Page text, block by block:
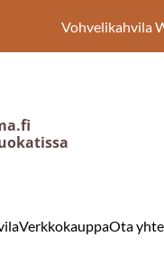
Vohvelikahvila
VerkkokauppaOta